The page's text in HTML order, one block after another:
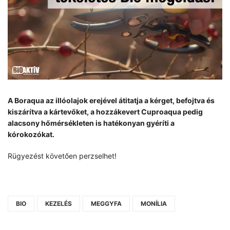
A Boraqua az illóolajok erejével átitatja a kérget, befojtva és
kiszárítva a kártevőket, a hozzákevert Cuproaqua pedig
alacsony hőmérsékleten is hatékonyan gyéríti a
kórokozókat.
Rügyezést követően perzselhet!
BIO KEZELÉS MEGGYFA MONÍLIA